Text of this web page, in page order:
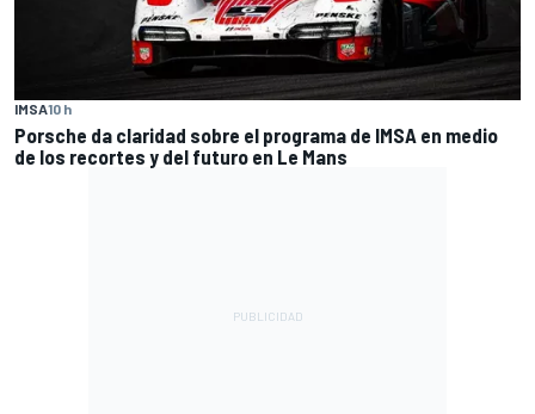
IMSA10 h
Porsche da claridad sobre el programa de IMSA en medio
de los recortes y del futuro en Le Mans